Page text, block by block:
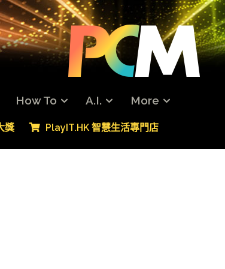
How To A.I. More
獎 PlayIT.HK 智慧生活專門店